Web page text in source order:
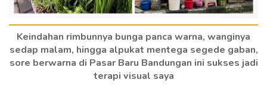
Keindahan rimbunnya bunga panca warna, wanginya
sedap malam, hingga alpukat mentega segede gaban,
sore berwarna di Pasar Baru Bandungan ini sukses jadi
terapi visual saya